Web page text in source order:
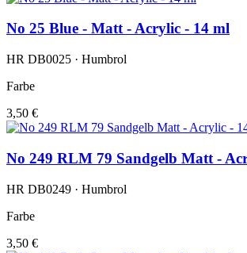
No 25 Blue - Matt - Acrylic - 14 ml
HR DB0025 · Humbrol
Farbe
3,50 €
No 249 RLM 79 Sandgelb Matt -
HR DB0249 · Humbrol
Farbe
3,50 €